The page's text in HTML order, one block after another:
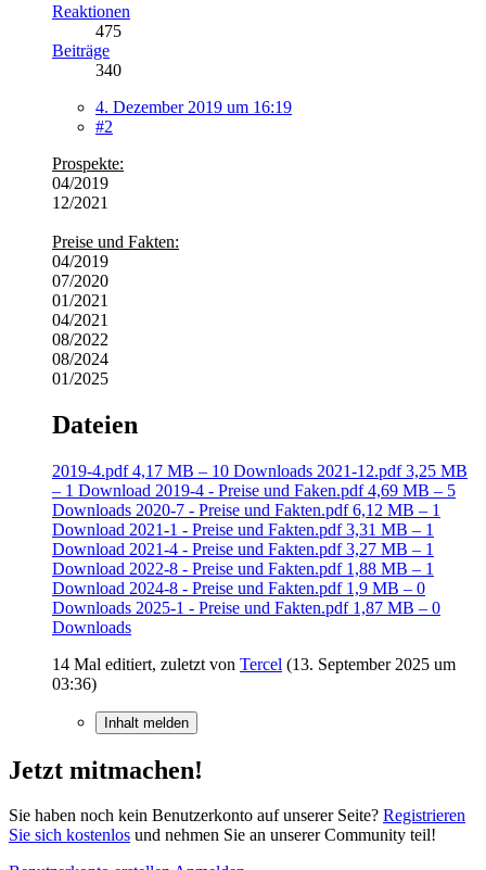
Reaktionen
475
Beiträge
340
4. Dezember 2019 um 16:19
#2
Prospekte:
04/2019
12/2021
Preise und Fakten:
04/2019
07/2020
01/2021
04/2021
08/2022
08/2024
01/2025
Dateien
2019-4.pdf 4,17 MB – 10 Downloads 2021-12.pdf 3,25 MB
– 1 Download 2019-4 - Preise und Faken.pdf 4,69 MB – 5
Downloads 2020-7 - Preise und Fakten.pdf 6,12 MB – 1
Download 2021-1 - Preise und Fakten.pdf 3,31 MB – 1
Download 2021-4 - Preise und Fakten.pdf 3,27 MB – 1
Download 2022-8 - Preise und Fakten.pdf 1,88 MB – 1
Download 2024-8 - Preise und Fakten.pdf 1,9 MB – 0
Downloads 2025-1 - Preise und Fakten.pdf 1,87 MB – 0
Downloads
14 Mal editiert, zuletzt von Tercel (13. September 2025 um
03:36)
Inhalt melden
Jetzt mitmachen!
Sie haben noch kein Benutzerkonto auf unserer Seite? Registrieren
Sie sich kostenlos und nehmen Sie an unserer Community teil!